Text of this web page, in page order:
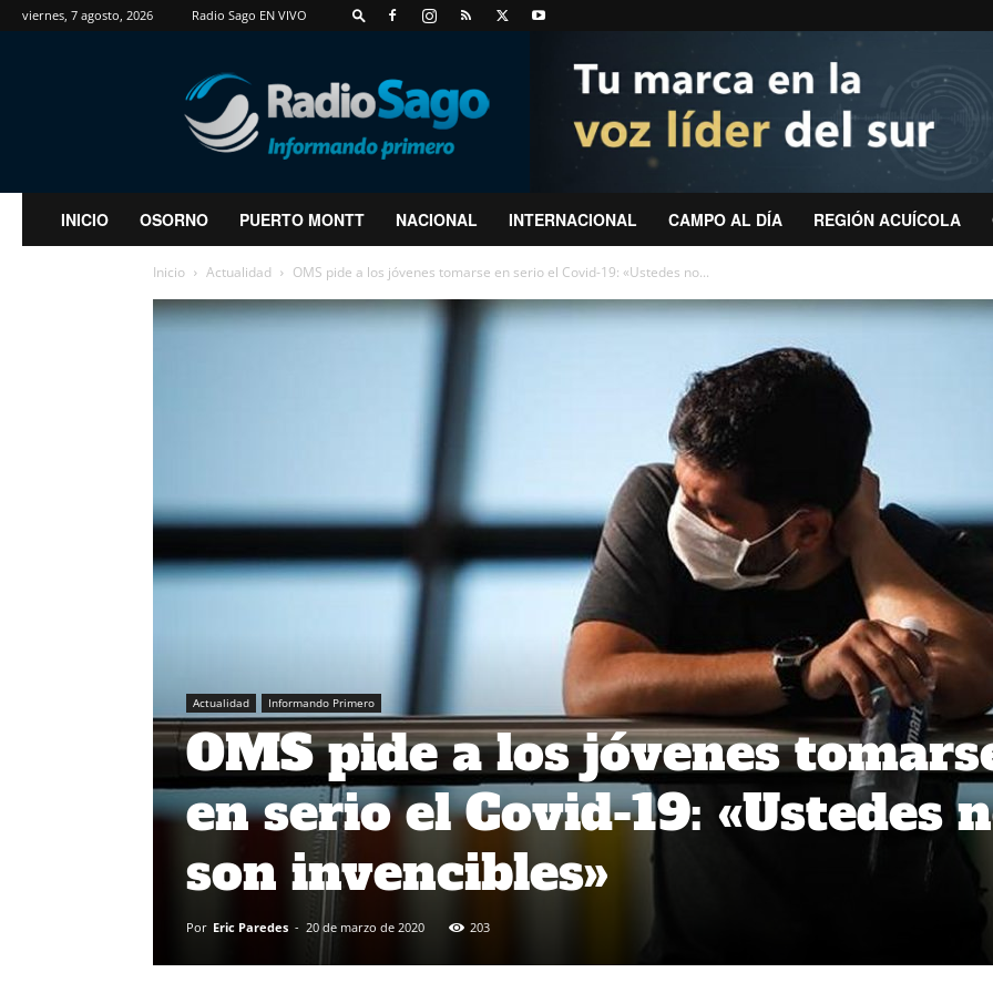
viernes, 7 agosto, 2026 Radio Sago EN VIVO
RadioSago
INICIO OSORNO PUERTO MONTT NACIONAL INTERNACIONAL CAMPO AL DÍA REGIÓN ACUÍCOLA
Inicio Actualidad OMS pide a los jóvenes tomarse en serio el Covid-19: «Ustedes no...
Actualidad Informando Primero
OMS pide a los jóvenes
en serio el Covid-19: «Ustedes
son invencibles»
Por Eric Paredes - 20 de marzo de 2020 203